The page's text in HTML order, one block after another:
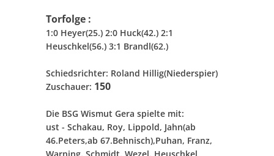
Torfolge :
1:0 Heyer(25.) 2:0 Huck(42.) 2:1
Heuschkel(56.) 3:1 Brandl(62.)
Schiedsrichter: Roland Hillig(Niederspier)
Zuschauer: 150
Die BSG Wismut Gera spielte mit:
ust - Schakau, Roy, Lippold, Jahn(ab
46.Peters,ab 67.Behnisch),Puhan, Franz,